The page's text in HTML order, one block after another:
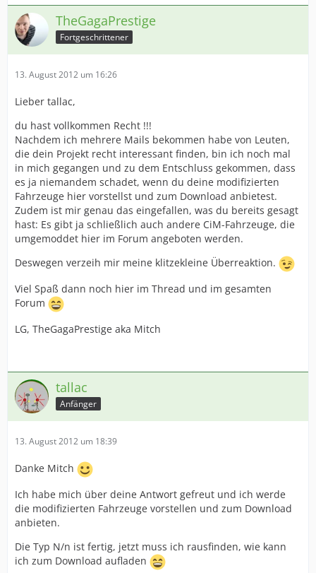
TheGagaPrestige
Fortgeschrittener
13. August 2012 um 16:26
Lieber tallac,
du hast vollkommen Recht !!!
Nachdem ich mehrere Mails bekommen habe von Leuten,
die dein Projekt recht interessant finden, bin ich noch mal
in mich gegangen und zu dem Entschluss gekommen, dass
es ja niemandem schadet, wenn du deine modifizierten
Fahrzeuge hier vorstellst und zum Download anbietest.
Zudem ist mir genau das eingefallen, was du bereits gesagt
hast: Es gibt ja schließlich auch andere CiM-Fahrzeuge, die
umgemoddet hier im Forum angeboten werden.
Deswegen verzeih mir meine klitzekleine Überreaktion.
Viel Spaß dann noch hier im Thread und im gesamten
Forum
LG, TheGagaPrestige aka Mitch
tallac
Anfänger
13. August 2012 um 18:39
Danke Mitch
Ich habe mich über deine Antwort gefreut und ich werde
die modifizierten Fahrzeuge vorstellen und zum Download
anbieten.
Die Typ N/n ist fertig, jetzt muss ich rausfinden, wie kann
ich zum Download aufladen